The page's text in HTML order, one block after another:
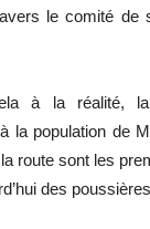
le comité de
à la réalité,
la population de
route sont les
des